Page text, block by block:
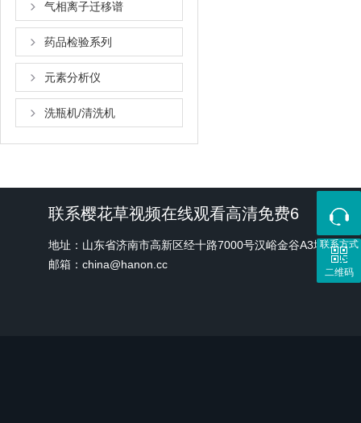
气相离子迁移谱
药品检验系列
元素分析仪
洗瓶机/清洗机
联系樱花草视频在线观看高清免费6
地址：山东省济南市高新区经十路7000号汉峪金谷A3地块1号
邮箱：china@hanon.cc
联系方式
二维码